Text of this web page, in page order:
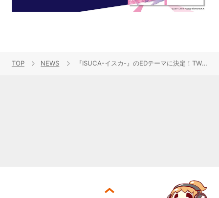
TOP NEWS 『ISUCA-イスカ-』のEDテーマに決定！TWO-FORMULA「Somebody to love」、2015年1月28日発売！